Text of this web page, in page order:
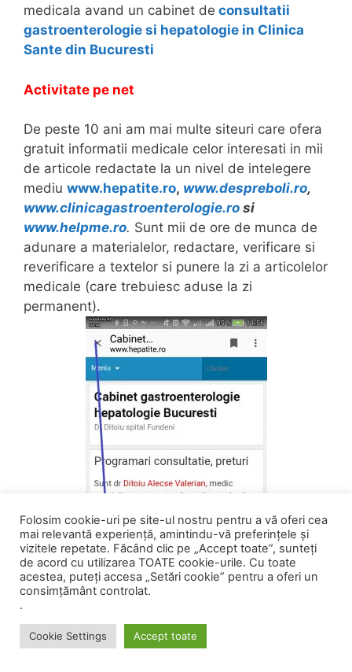
medicala avand un cabinet de consultatii
gastroenterologie si hepatologie in Clinica
Sante din Bucuresti
Activitate pe net
De peste 10 ani am mai multe siteuri care ofera
gratuit informatii medicale celor interesati in mii
de articole redactate la un nivel de intelegere
mediu www.hepatite.ro, www.despreboli.ro,
www.clinicagastroenterologie.ro si
www.helpme.ro. Sunt mii de ore de munca de
adunare a materialelor, redactare, verificare si
reverificare a textelor si punere la zi a articolelor
medicale (care trebuiesc aduse la zi
permanent).
Folosim cookie-uri pe site-ul nostru pentru a vă oferi cea
mai relevantă experiență, amintindu-vă preferințele și
vizitele repetate. Făcând clic pe „Accept toate”, sunteți
de acord cu utilizarea TOATE cookie-urile. Cu toate
acestea, puteți accesa „Setări cookie” pentru a oferi un
consimțământ controlat.
.
Cookie Settings Accept toate